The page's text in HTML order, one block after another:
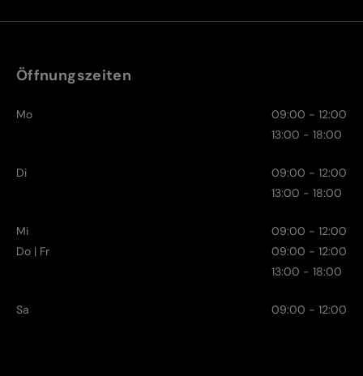
Öffnungszeiten
Mo
09:00 - 12:00
13:00 - 18:00
Di
09:00 - 12:00
13:00 - 18:00
Mi
09:00 - 12:00
Do | Fr
09:00 - 12:00
13:00 - 18:00
Sa 09:00 - 12:00